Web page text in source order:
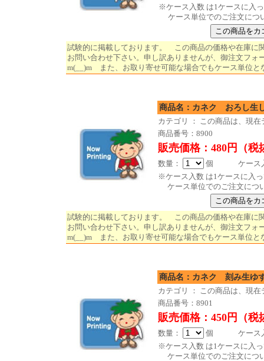
※ケース入数 は1ケースに入
ケース単位でのご注文につ
試験的に掲載しております。 この商品の価格や在庫に
お問い合わせ下さい。申し訳ありませんが、御注文フォ
m(__)m また、お取り寄せ可能な場合でもケース単位と
商品名：カネク おろ
カテゴリ ： この商品は、現
商品番号：8900
販売価格：480円（税
数量：
個 ケース入
※ケース入数 は1ケースに入
ケース単位でのご注文につ
試験的に掲載しております。 この商品の価格や在庫に
お問い合わせ下さい。申し訳ありませんが、御注文フォ
m(__)m また、お取り寄せ可能な場合でもケース単位と
商品名：カネク 刻
カテゴリ ： この商品は、現
商品番号：8901
販売価格：450円（税
数量：
個 ケース入
※ケース入数 は1ケースに入
ケース単位でのご注文につ